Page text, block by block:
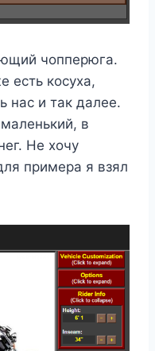
чопперюга.
есть косуха,
нас и так далее.
в
Не хочу
примера я взял